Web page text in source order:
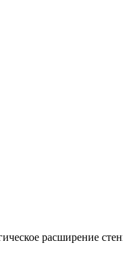
расширение